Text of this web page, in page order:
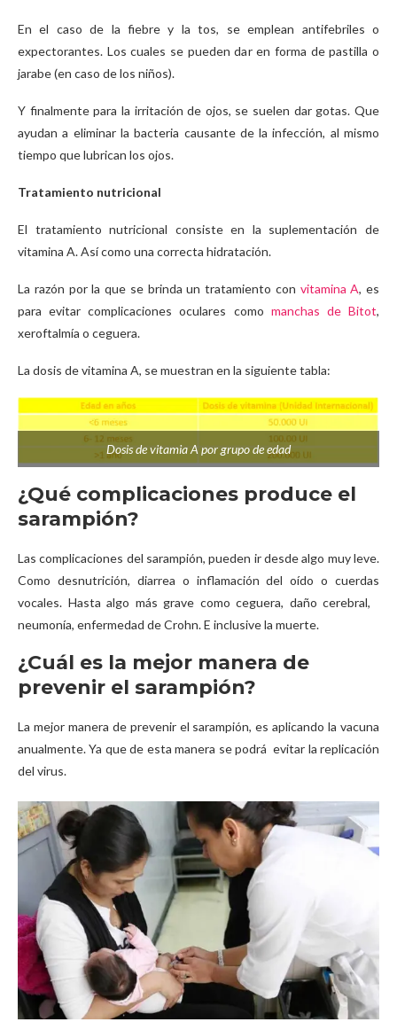
En el caso de la fiebre y la tos, se emplean antifebriles o
expectorantes. Los cuales se pueden dar en forma de pastilla o
jarabe (en caso de los niños).
Y finalmente para la irritación de ojos, se suelen dar gotas. Que
ayudan a eliminar la bacteria causante de la infección, al mismo
tiempo que lubrican los ojos.
Tratamiento nutricional
El tratamiento nutricional consiste en la suplementación de
vitamina A. Así como una correcta hidratación.
La razón por la que se brinda un tratamiento con vitamina A, es
para evitar complicaciones oculares como manchas de Bitot,
xeroftalmía o ceguera.
La dosis de vitamina A, se muestran en la siguiente tabla:
Dosis de vitamia A por grupo de edad
¿Qué complicaciones produce el
sarampión?
Las complicaciones del sarampión, pueden ir desde algo muy leve.
Como desnutrición, diarrea o inflamación del oído o cuerdas
vocales. Hasta algo más grave como ceguera, daño cerebral,
neumonía, enfermedad de Crohn. E inclusive la muerte.
¿Cuál es la mejor manera de
prevenir el sarampión?
La mejor manera de prevenir el sarampión, es aplicando la vacuna
anualmente. Ya que de esta manera se podrá evitar la replicación
del virus.